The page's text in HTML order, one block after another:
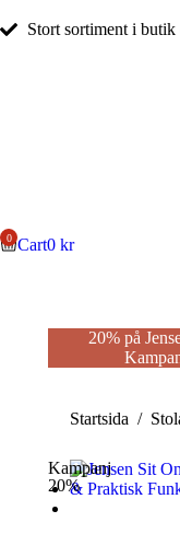
Stort sortiment i
Cart0 kr
20% på
Du är här:
Startsida
Kampanj
20%